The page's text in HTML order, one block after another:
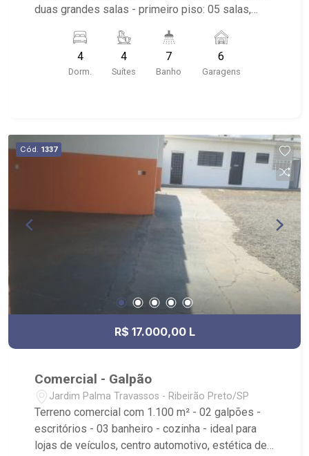
duas grandes salas - primeiro piso: 05 salas,
03 salas, sala de monitoramento - imóvel com
piso porcelanato, ideal para loja, showroom,
escola, consultórios, coworking, cal center, e
4
Dorm.
4
Suítes
7
Banho
6
Garagens
Cód. 1337
R$ 17.000,00 L
Comercial - Galpão
Jardim Palma Travassos - Ribeirão Preto/SP
Terreno comercial com 1.100 m² - 02 galpões -
escritórios - 03 banheiro - cozinha - ideal para
lojas de veículos, centro automotivo, estética de